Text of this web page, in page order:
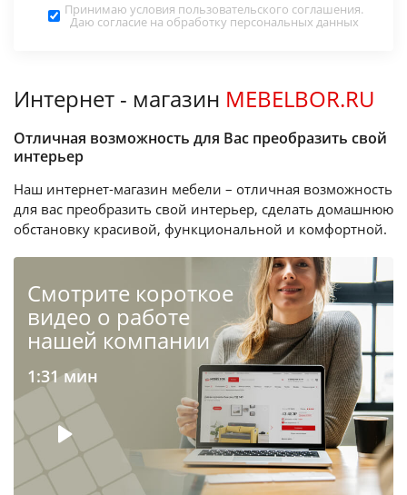
Принимаю условия пользовательского соглашения.
Даю согласие на обработку персональных данных
Интернет - магазин MEBELBOR.RU
Отличная возможность для Вас преобразить свой
интерьер
Наш интернет-магазин мебели – отличная возможность
для вас преобразить свой интерьер, сделать домашнюю
обстановку красивой, функциональной и комфортной.
Cмотрите короткое
видео о работе
нашей компании
1:31 мин